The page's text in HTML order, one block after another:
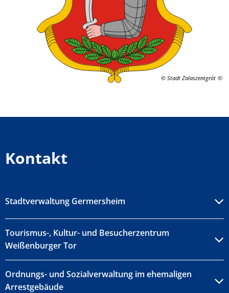
© Stadt Zalaszentgrót
Kontakt
Stadtverwaltung Germersheim
Tourismus-, Kultur- und Besucherzentrum
Weißenburger Tor
Ordnungs- und Sozialverwaltung im ehemaligen
Arrestgebäude